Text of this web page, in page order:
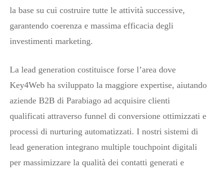
la base su cui costruire tutte le attività successive,
garantendo coerenza e massima efficacia degli
investimenti marketing.
La lead generation costituisce forse l’area dove
Key4Web ha sviluppato la maggiore expertise, aiutando
aziende B2B di Parabiago ad acquisire clienti
qualificati attraverso funnel di conversione ottimizzati e
processi di nurturing automatizzati. I nostri sistemi di
lead generation integrano multiple touchpoint digitali
per massimizzare la qualità dei contatti generati e